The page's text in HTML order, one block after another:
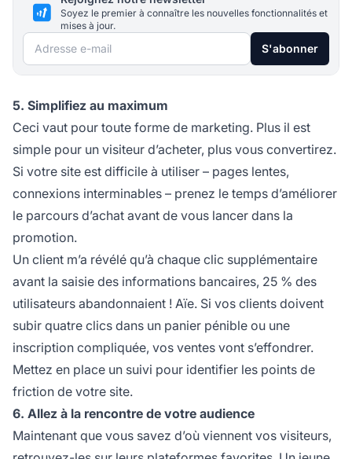
Soyez le premier à connaître les nouvelles fonctionnalités et
mises à jour.
Adresse e-mail S'abonner
5. Simplifiez au maximum
Ceci vaut pour toute forme de marketing. Plus il est
simple pour un visiteur d’acheter, plus vous convertirez.
Si votre site est difficile à utiliser – pages lentes,
connexions interminables – prenez le temps d’améliorer
le parcours d’achat avant de vous lancer dans la
promotion.
Un client m’a révélé qu’à chaque clic supplémentaire
avant la saisie des informations bancaires, 25 % des
utilisateurs abandonnaient ! Aïe. Si vos clients doivent
subir quatre clics dans un panier pénible ou une
inscription compliquée, vos ventes vont s’effondrer.
Mettez en place un suivi pour identifier les points de
friction de votre site.
6. Allez à la rencontre de votre audience
Maintenant que vous savez d’où viennent vos visiteurs,